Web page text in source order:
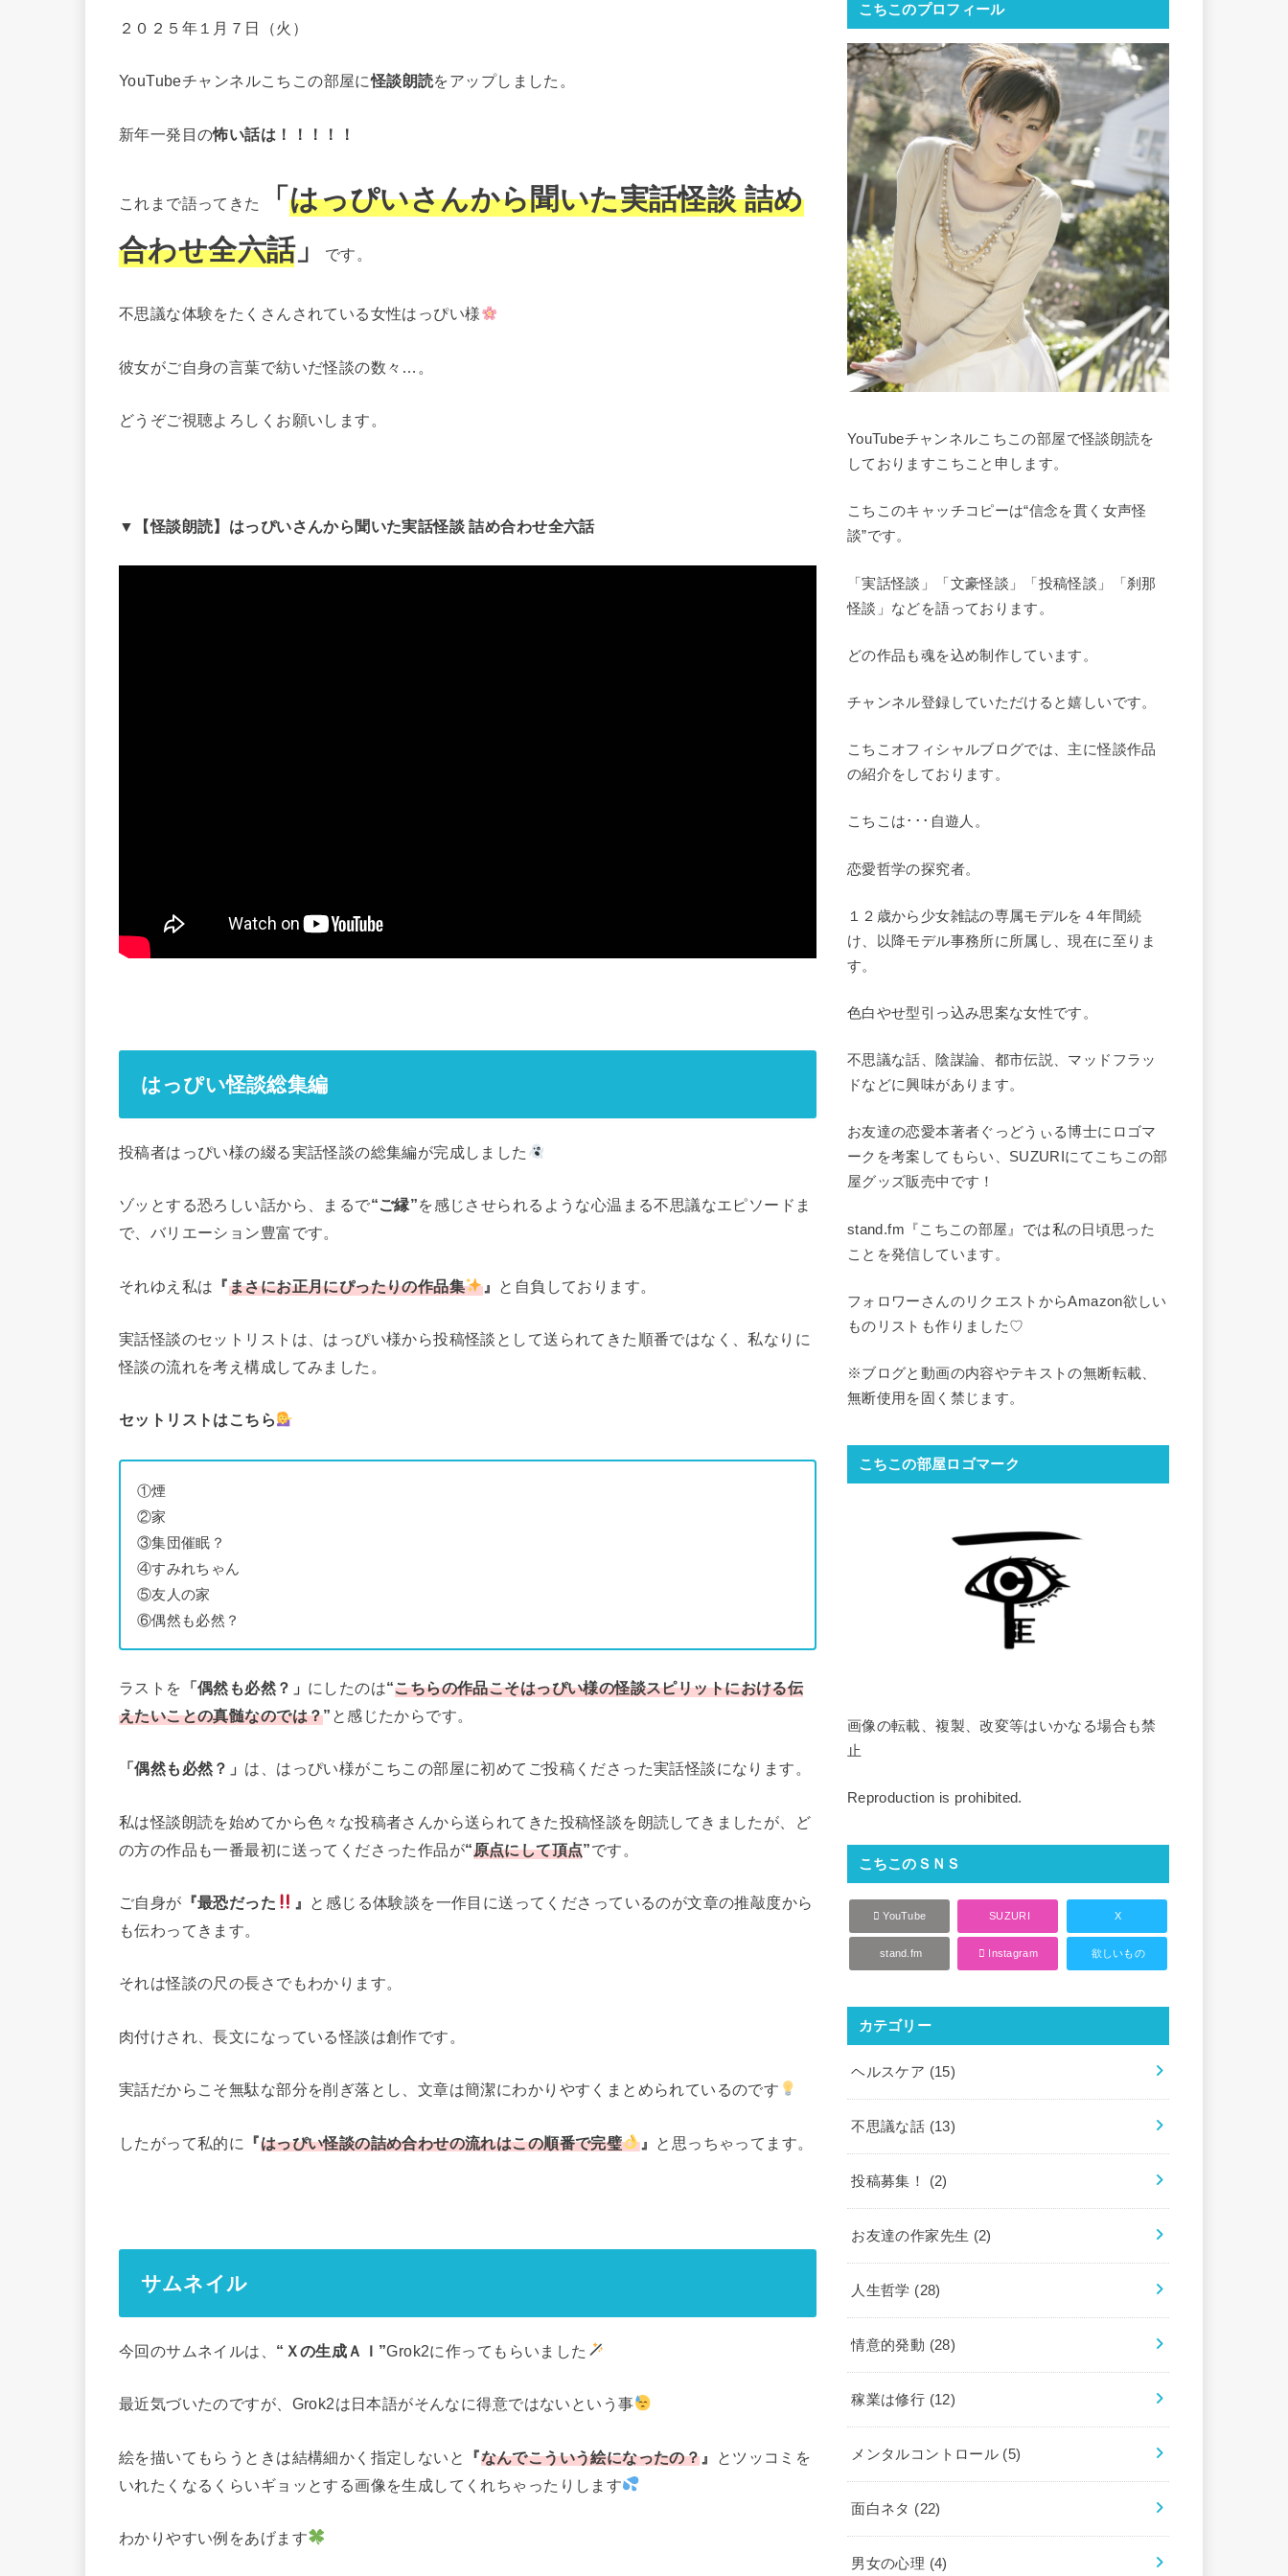
２０２５年１月７日（火）
YouTubeチャンネルこちこの部屋に怪談朗読をアップしました。
新年一発目の怖い話は！！！！！
これまで語ってきた 「はっぴいさんから聞いた実話怪談 詰め
合わせ全六話」 です。
不思議な体験をたくさんされている女性はっぴい様
彼女がご自身の言葉で紡いだ怪談の数々…。
どうぞご視聴よろしくお願いします。
▼【怪談朗読】はっぴいさんから聞いた実話怪談 詰め合わせ全六話
はっぴい怪談総集編
投稿者はっぴい様の綴る実話怪談の総集編が完成しました
ゾッとする恐ろしい話から、まるで“ご縁”を感じさせられるような心温まる不思議なエピソードま
で、バリエーション豊富です。
それゆえ私は 『まさにお正月にぴったりの作品集 』 と自負しております。
実話怪談のセットリストは、はっぴい様から投稿怪談として送られてきた順番ではなく、私なりに
怪談の流れを考え構成してみました。
セットリストはこちら
①煙
②家
③集団催眠？
④すみれちゃん
⑤友人の家
⑥偶然も必然？
ラストを 「偶然も必然？」 にしたのは“こちらの作品こそはっぴい様の怪談スピリットにおける伝
えたいことの真髄なのでは？” と感じたからです。
「偶然も必然？」 は、はっぴい様がこちこの部屋に初めてご投稿くださった実話怪談になります。
私は怪談朗読を始めてから色々な投稿者さんから送られてきた投稿怪談を朗読してきましたが、ど
の方の作品も一番最初に送ってくださった作品が“原点にして頂点”です。
ご自身が 『最恐だった 』 と感じる体験談を一作目に送ってくださっているのが文章の推敲度から
も伝わってきます。
それは怪談の尺の長さでもわかります。
肉付けされ、長文になっている怪談は創作です。
実話だからこそ無駄な部分を削ぎ落とし、文章は簡潔にわかりやすくまとめられているのです
したがって私的に 『はっぴい怪談の詰め合わせの流れはこの順番で完璧 』 と思っちゃってます。
サムネイル
今回のサムネイルは、 “Ｘの生成ＡＩ”Grok2に作ってもらいました
最近気づいたのですが、Grok2は日本語がそんなに得意ではないという事
絵を描いてもらうときは結構細かく指定しないと 『なんでこういう絵になったの？ 』
とツッコミを
いれたくなるくらいギョッとする画像を生成してくれちゃったりします
わかりやすい例をあげます
こちこのプロフィール
YouTubeチャンネルこちこの部屋で怪談朗読を
しておりますこちこと申します。
こちこのキャッチコピーは“信念を貫く女声怪
談”です。
「実話怪談」「文豪怪談」「投稿怪談」「刹那
怪談」などを語っております。
どの作品も魂を込め制作しています。
チャンネル登録していただけると嬉しいです。
こちこオフィシャルブログでは、主に怪談作品
の紹介をしております。
こちこは･･･自遊人。
恋愛哲学の探究者。
１２歳から少女雑誌の専属モデルを４年間続
け、以降モデル事務所に所属し、現在に至りま
す。
色白やせ型引っ込み思案な女性です。
不思議な話、陰謀論、都市伝説、マッドフラッ
ドなどに興味があります。
お友達の恋愛本著者ぐっどうぃる博士にロゴマ
ークを考案してもらい、SUZURIにてこちこの部
屋グッズ販売中です！
stand.fm『こちこの部屋』では私の日頃思った
ことを発信しています。
フォロワーさんのリクエストからAmazon欲しい
ものリストも作りました♡
※ブログと動画の内容やテキストの無断転載、
無断使用を固く禁じます。
こちこの部屋ロゴマーク
画像の転載、複製、改変等はいかなる場合も禁
止
Reproduction is prohibited.
こちこのＳＮＳ
YouTube SUZURI X
stand.fm Instagram 欲しいもの
カテゴリー
ヘルスケア (15)
不思議な話 (13)
投稿募集！ (2)
お友達の作家先生 (2)
人生哲学 (28)
情意的発動 (28)
稼業は修行 (12)
メンタルコントロール (5)
面白ネタ (22)
男女の心理 (4)